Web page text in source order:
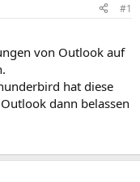
#1
von Outlook auf
hat diese
dann belassen